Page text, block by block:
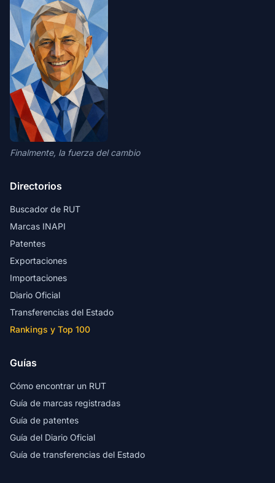
Finalmente, la fuerza del cambio
Directorios
Buscador de RUT
Marcas INAPI
Patentes
Exportaciones
Importaciones
Diario Oficial
Transferencias del Estado
Rankings y Top 100
Guías
Cómo encontrar un RUT
Guía de marcas registradas
Guía de patentes
Guía del Diario Oficial
Guía de transferencias del Estado